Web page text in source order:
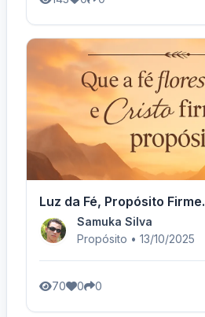
Luz da Fé, Propósito Firme.
Samuka Silva
Propósito • 13/10/2025
70 0 0